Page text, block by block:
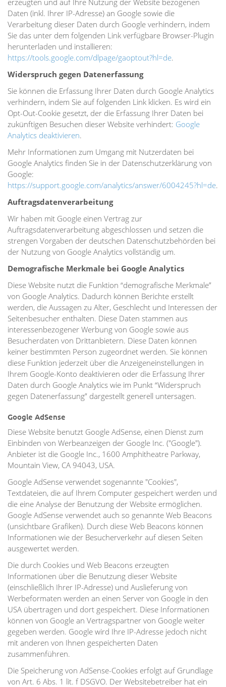
erzeugten und auf Ihre Nutzung der Website bezogenen
Daten (inkl. Ihrer IP-Adresse) an Google sowie die
Verarbeitung dieser Daten durch Google verhindern, indem
Sie das unter dem folgenden Link verfügbare Browser-Plugin
herunterladen und installieren:
https://tools.google.com/dlpage/gaoptout?hl=de.
Widerspruch gegen Datenerfassung
Sie können die Erfassung Ihrer Daten durch Google Analytics
verhindern, indem Sie auf folgenden Link klicken. Es wird ein
Opt-Out-Cookie gesetzt, der die Erfassung Ihrer Daten bei
zukünftigen Besuchen dieser Website verhindert: Google
Analytics deaktivieren.
Mehr Informationen zum Umgang mit Nutzerdaten bei
Google Analytics finden Sie in der Datenschutzerklärung von
Google:
https://support.google.com/analytics/answer/6004245?hl=de.
Auftragsdatenverarbeitung
Wir haben mit Google einen Vertrag zur
Auftragsdatenverarbeitung abgeschlossen und setzen die
strengen Vorgaben der deutschen Datenschutzbehörden bei
der Nutzung von Google Analytics vollständig um.
Demografische Merkmale bei Google Analytics
Diese Website nutzt die Funktion “demografische Merkmale”
von Google Analytics. Dadurch können Berichte erstellt
werden, die Aussagen zu Alter, Geschlecht und Interessen der
Seitenbesucher enthalten. Diese Daten stammen aus
interessenbezogener Werbung von Google sowie aus
Besucherdaten von Drittanbietern. Diese Daten können
keiner bestimmten Person zugeordnet werden. Sie können
diese Funktion jederzeit über die Anzeigeneinstellungen in
Ihrem Google-Konto deaktivieren oder die Erfassung Ihrer
Daten durch Google Analytics wie im Punkt “Widerspruch
gegen Datenerfassung” dargestellt generell untersagen.
Google AdSense
Diese Website benutzt Google AdSense, einen Dienst zum
Einbinden von Werbeanzeigen der Google Inc. ("Google").
Anbieter ist die Google Inc., 1600 Amphitheatre Parkway,
Mountain View, CA 94043, USA.
Google AdSense verwendet sogenannte "Cookies",
Textdateien, die auf Ihrem Computer gespeichert werden und
die eine Analyse der Benutzung der Website ermöglichen.
Google AdSense verwendet auch so genannte Web Beacons
(unsichtbare Grafiken). Durch diese Web Beacons können
Informationen wie der Besucherverkehr auf diesen Seiten
ausgewertet werden.
Die durch Cookies und Web Beacons erzeugten
Informationen über die Benutzung dieser Website
(einschließlich Ihrer IP-Adresse) und Auslieferung von
Werbeformaten werden an einen Server von Google in den
USA übertragen und dort gespeichert. Diese Informationen
können von Google an Vertragspartner von Google weiter
gegeben werden. Google wird Ihre IP-Adresse jedoch nicht
mit anderen von Ihnen gespeicherten Daten
zusammenführen.
Die Speicherung von AdSense-Cookies erfolgt auf Grundlage
von Art. 6 Abs. 1 lit. f DSGVO. Der Websitebetreiber hat ein